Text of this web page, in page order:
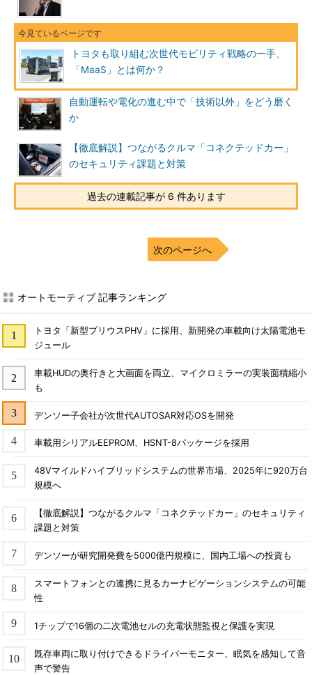
トヨタも取り組む次世代モビリティ戦略の一手、
「MaaS」とは何か？
自動運転や電化の進む中で「技術以外」をどう磨く
か
【徹底解説】つながるクルマ「コネクテッドカー」
のセキュリティ課題と対策
過去の連載記事が 6 件あります
次のページへ
オートモーティブ 記事ランキング
トヨタ「新型プリウスPHV」に採用、新開発の車載向け太陽電池モ
ジュール
車載HUDの奥行きと大画面を両立、マイクロミラーの実装面積縮小
も
デンソー子会社が次世代AUTOSAR対応OSを開発
車載用シリアルEEPROM、HSNT-8パッケージを採用
48Vマイルドハイブリッドシステムの世界市場、2025年に920万台
規模へ
【徹底解説】つながるクルマ「コネクテッドカー」のセキュリティ
課題と対策
デンソーが研究開発費を5000億円規模に、国内工場への投資も
スマートフォンとの連携に見るカーナビゲーションシステムの可能
性
1チップで16個の二次電池セルの充電状態監視と保護を実現
既存車両に取り付けできるドライバーモニター、眠気を感知して音
声で警告